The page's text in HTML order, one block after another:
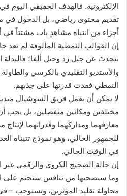
الإلكترونية. فالهدف الحقيقي اليوم
تقديم محتوى رياضي، بل الدخول في
أجزاء من انتباه مشاهدٍ بات مشتتاً في
إن القوالب النمطية المألوفة لم تعد
نتحدث عن جيل زد وجيل ألفا؛ فالبدلة
والأستديو التقليدي بالكرسي
النمطي فقدت قدرتها على جذبهم.
لا يمكن أن يعمل فريق السوشيال
مختلفين ومكانين منفصلين، بل يجب أن
معارفهما ومداركهما وقدراتهما لإنتاج
للجمهور الحالي، وهو نموذج تتبناه
في الوقت الحالي.
إن حالة الضجيج الكروي والرقمي غير
وما سيصحبها من تنافس ستحتم على
محاولة تقليد المؤثرين، وتستوجب